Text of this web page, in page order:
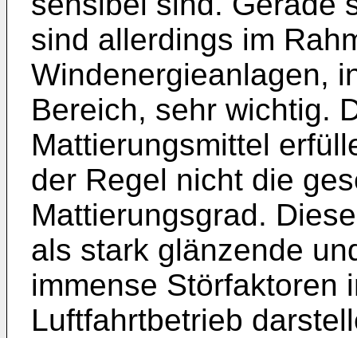
sind allerdings im
Windenergieanlagen,
Bereich, sehr wichtig.
Mattierungsmittel
der Regel nicht die
Mattierungsgrad.
als stark glänzende
immense Störfaktoren
Luftfahrtbetrieb